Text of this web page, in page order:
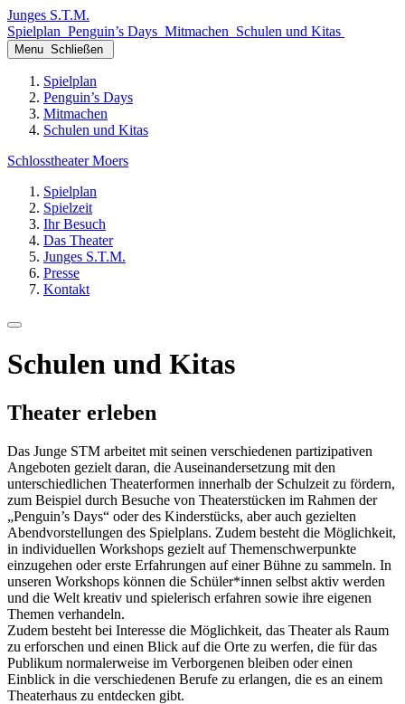
Junges S.T.M.
Spielplan Penguin’s Days Mitmachen Schulen und Kitas
Menu Schließen
Spielplan
Penguin’s Days
Mitmachen
Schulen und Kitas
Schlosstheater Moers
Spielplan
Spielzeit
Ihr Besuch
Das Theater
Junges S.T.M.
Presse
Kontakt
Schulen und Kitas
Theater erleben
Das Junge STM arbeitet mit seinen verschiedenen partizipativen
Angeboten gezielt daran, die Auseinandersetzung mit den
unterschiedlichen Theaterformen innerhalb der Schulzeit zu fördern,
zum Beispiel durch Besuche von Theaterstücken im Rahmen der
„Penguin’s Days“ oder des Kinderstücks, aber auch gezielten
Abendvorstellungen des Spielplans. Zudem besteht die Möglichkeit,
in individuellen Workshops gezielt auf Themenschwerpunkte
einzugehen oder erste Erfahrungen auf einer Bühne zu sammeln. In
unseren Workshops können die Schüler*innen selbst aktiv werden
und die Welt kreativ und spielerisch erfahren sowie ihre eigenen
Themen verhandeln.
Zudem besteht bei Interesse die Möglichkeit, das Theater als Raum
zu erforschen und einen Blick auf die Orte zu werfen, die für das
Publikum normalerweise im Verborgenen bleiben oder einen
Einblick in die verschiedenen Berufe zu erlangen, die es an einem
Theaterhaus zu entdecken gibt.